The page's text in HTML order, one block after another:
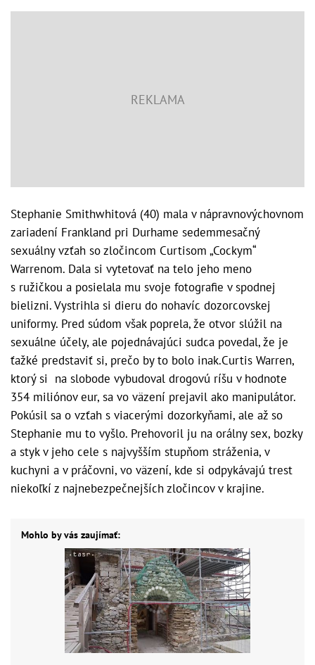
Stephanie Smithwhitová (40) mala v nápravnovýchovnom
zariadení Frankland pri Durhame sedemmesačný
sexuálny vzťah so zločincom Curtisom „Cockym“
Warrenom. Dala si vytetovať na telo jeho meno
s ružičkou a posielala mu svoje fotografie v spodnej
bielizni. Vystrihla si dieru do nohavíc dozorcovskej
uniformy. Pred súdom však poprela, že otvor slúžil na
sexuálne účely, ale pojednávajúci sudca povedal, že je
ťažké predstaviť si, prečo by to bolo inak.Curtis Warren,
ktorý si na slobode vybudoval drogovú ríšu v hodnote
354 miliónov eur, sa vo väzení prejavil ako manipulátor.
Pokúsil sa o vzťah s viacerými dozorkyňami, ale až so
Stephanie mu to vyšlo. Prehovoril ju na orálny sex, bozky
a styk v jeho cele s najvyšším stupňom stráženia, v
kuchyni a v práčovni, vo väzení, kde si odpykávajú trest
niekoľkí z najnebezpečnejších zločincov v krajine.
Mohlo by vás zaujímať: